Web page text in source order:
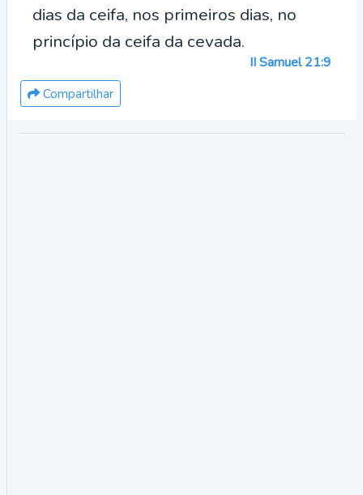
dias da ceifa, nos primeiros dias, no
princípio da ceifa da cevada.
II Samuel 21:9
Compartilhar